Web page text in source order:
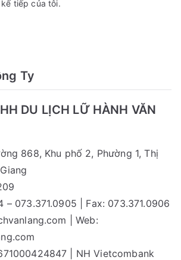
tiếp của tôi.
Ty
DU LỊCH LỮ HÀNH VĂN
868, Khu phố 2, Phường 1, Thị
– 073.371.0905 | Fax: 073.371.0906
| Web:
| NH Vietcombank